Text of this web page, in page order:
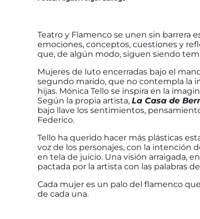
Teatro y Flamenco se unen sin barrera
emociones, conceptos, cuestiones y
que, de algún modo, siguen siendo
Mujeres de luto encerradas bajo el
segundo marido, que no contempla la
hijas. Mónica Tello se inspira en la
Según la propia artista, La Casa de
bajo llave los sentimientos,
Federico.
Tello ha querido hacer más plásticas
voz de los personajes, con la intención
en tela de juicio. Una visión arraigada,
pactada por la artista con las palabras
Cada mujer es un palo del flamenco
de cada una.